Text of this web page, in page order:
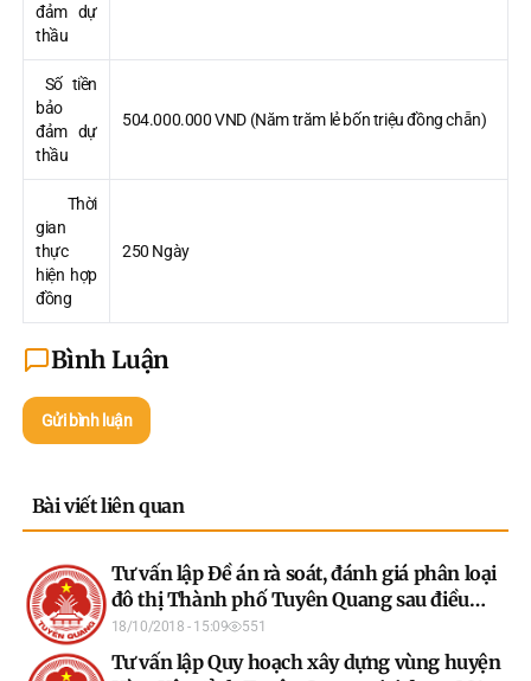
đảm dự
thầu
Số tiền
bảo
đảm dự
thầu
504.000.000 VND (Năm trăm lẻ bốn triệu đồng chẵn)
Thời
gian
thực
hiện hợp
đồng
250 Ngày
Bình Luận
Gửi bình luận
Bài viết liên quan
Tư vấn lập Đề án rà soát, đánh giá phân loại
đô thị Thành phố Tuyên Quang sau điều
chỉnh địa giới hành chính và Đề án phân loại
đô thị các khu vực thành lập phường thuộc
18/10/2018 - 15:09 551
Tư vấn lập Quy hoạch xây dựng vùng huyện